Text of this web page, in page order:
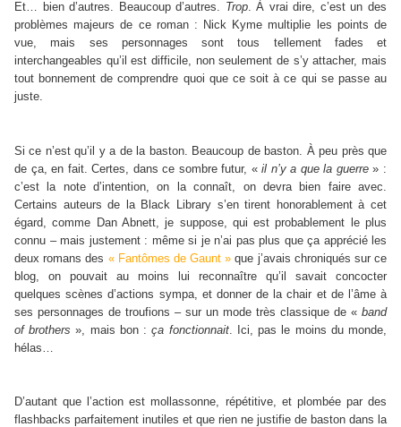
Et… bien d’autres. Beaucoup d’autres. Trop. À vrai dire, c’est un des
problèmes majeurs de ce roman : Nick Kyme multiplie les points de
vue, mais ses personnages sont tous tellement fades et
interchangeables qu’il est difficile, non seulement de s’y attacher, mais
tout bonnement de comprendre quoi que ce soit à ce qui se passe au
juste.
Si ce n’est qu’il y a de la baston. Beaucoup de baston. À peu près que
de ça, en fait. Certes, dans ce sombre futur, «il n’y a que la guerre» :
c’est la note d’intention, on la connaît, on devra bien faire avec.
Certains auteurs de la Black Library s’en tirent honorablement à cet
égard, comme Dan Abnett, je suppose, qui est probablement le plus
connu – mais justement : même si je n’ai pas plus que ça apprécié les
deux romans des « Fantômes de Gaunt » que j’avais chroniqués sur ce
blog, on pouvait au moins lui reconnaître qu’il savait concocter
quelques scènes d’actions sympa, et donner de la chair et de l’âme à
ses personnages de troufions – sur un mode très classique de « band
of brothers », mais bon :ça fonctionnait. Ici, pas le moins du monde,
hélas…
D’autant que l’action est mollassonne, répétitive, et plombée par des
flashbacks parfaitement inutiles et que rien ne justifie de baston dans la